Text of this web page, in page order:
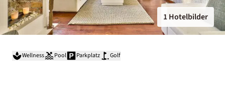
1 Hotelbilder
Wellness Pool Parkplatz Golf